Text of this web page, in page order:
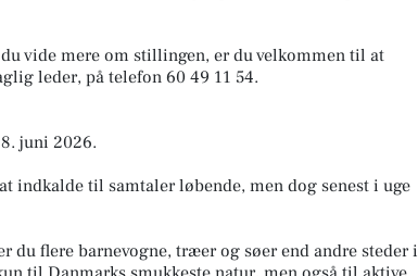
vide mere om stillingen, er du velkommen til at
leder, på telefon 60 49 11 54.
juni 2026.
indkalde til samtaler løbende, men dog senest i uge
du flere barnevogne, træer og søer end andre steder i